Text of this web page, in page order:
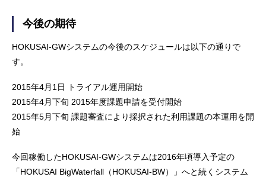
今後の期待
HOKUSAI-GWシステムの今後のスケジュールは以下の通りで
す。
2015年4月1日 トライアル運用開始
2015年4月下旬 2015年度課題申請を受付開始
2015年5月下旬 課題審査により採択された利用課題の本運用を開
始
今回稼働したHOKUSAI-GWシステムは2016年頃導入予定の
「HOKUSAI BigWaterfall（HOKUSAI-BW）」へと続くシステム